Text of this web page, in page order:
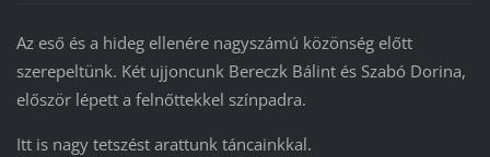
Az eső és a hideg ellenére nagyszámú közönség előtt
szerepeltünk. Két ujjoncunk Bereczk Bálint és Szabó Dorina,
először lépett a felnőttekkel színpadra.
Itt is nagy tetszést arattunk táncainkkal.